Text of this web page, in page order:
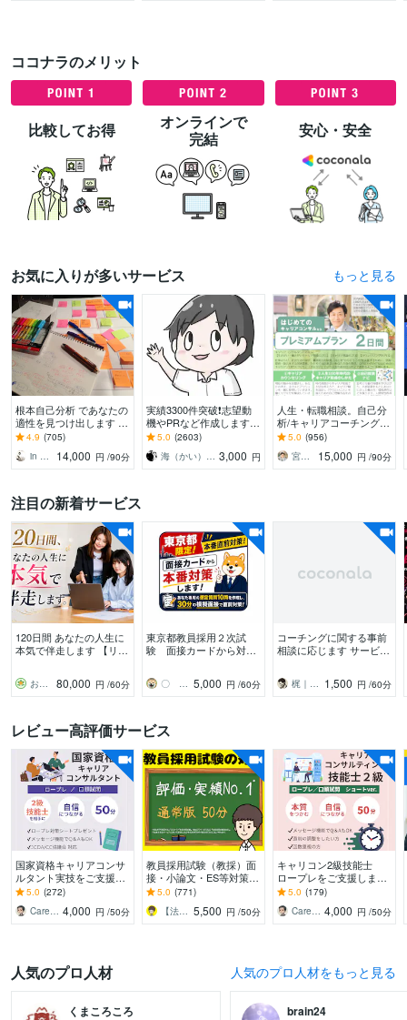
ココナラのメリット
比較してお得
オンラインで
完結
安心・安全
お気に入りが多いサービスお気に入りが多いサービスをもっと見る
根本自己分析 であなたの
適性を見つけ出します 就
職・転職でお悩みの方、
自分自身をもっと知りた
い方へ
4.9 (705)
in Myself
14,000 円 /90分
実績3300件突破❗️志望動
機やPRなど作成します
【多くの書類通過＆内定
実績】転職・就職活動の
「核」を提供
5.0 (2603)
海（かい）＠応募書類のプロフェッショナル 3,000 円
人生・転職相談。自己分
析/キャリアコーチングし
ます カウンセリング＆や
りたいこと言語化方法解
説＆自己探索ナビ納品
5.0 (956)
宮内 利亮 キャリアコンサルタント
15,000 円 /90分
注目の新着サービス
120日間 あなたの人生に
本気で伴走します 【リピ
プデート120日パス
お悩みアテンダント橘美和（タチバナミワ） 80,000 円 /60分
東京都教員採用２次試
験 面接カードから対策
質問10問を作成、30分の
模擬面接で直前対策
〇 カズ 〇 5,000 円 /60分
コーチングに関する事前
相談に応じます サービス
デオチャット対応
梶｜Gallup認定ストレングスコーチ 1,500 円 /60分
レビュー高評価サービス
国家資格キャリアコンサ
ルタント実技をご支援し
ます 【50分】2級技能士
から本質を学び、出来る
を伸ばす／増やす
5.0 (272)
Career Number／2級技能士 4,000 円 /50分
教員採用試験（教採）面
接・小論文・ES等対策し
ます ✨場面指導･集団討
論・模擬授業・指導案・
教養・願書なども❗️
5.0 (771)
【法人】教員採用試験対策の合同会社ユウ 5,500 円 /50分
キャリコン2級技能士
ロープレをご支援します
【50分】お試し／調整に
ぴったりのショート版で
す！
5.0 (179)
Career Number／2級技能士 4,000 円 /50分
人気のプロ人材 人気のプロ人材をもっと見る
くまころころ brain24